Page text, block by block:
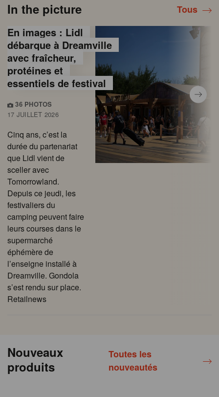
In the picture Tous
En images : Lidl
débarque à Dreamville
avec fraîcheur,
protéines et
essentiels de festival
36 PHOTOS
17 JUILLET 2026
Cinq ans, c’est la
durée du partenariat
que Lidl vient de
sceller avec
Tomorrowland.
Depuis ce jeudi, les
festivaliers du
camping peuvent faire
leurs courses dans le
supermarché
éphémère de
l’enseigne installé à
Dreamville. Gondola
s’est rendu sur place.
Retailnews
Nouveaux
produits
Toutes les
nouveautés